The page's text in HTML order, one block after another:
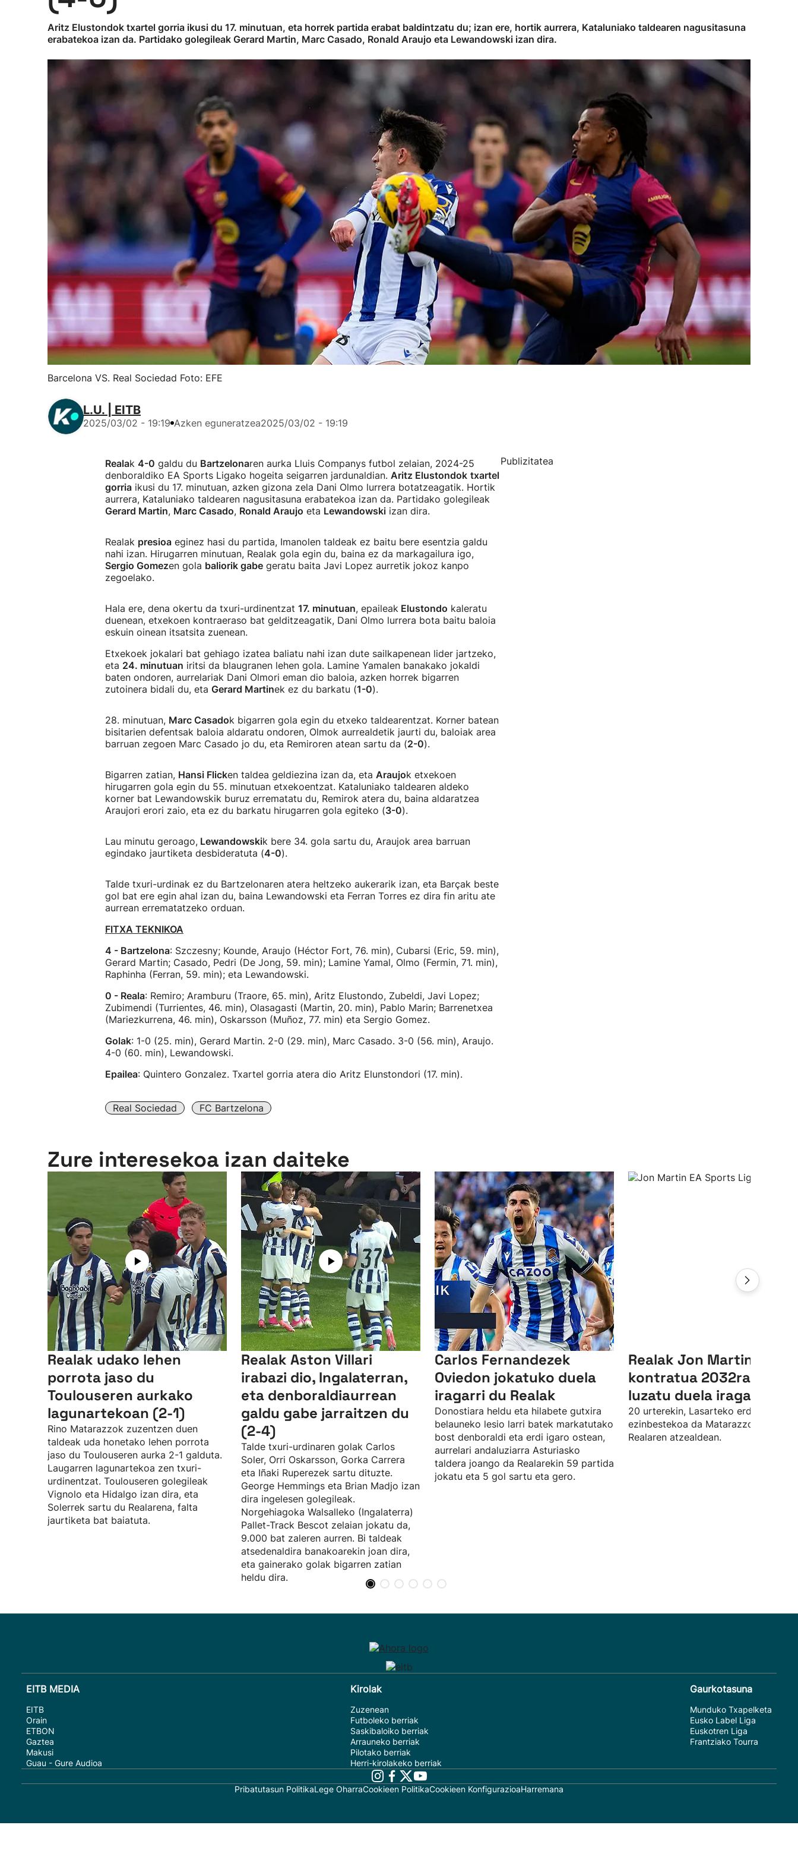
Aritz Elustondok txartel gorria ikusi du 17. minutuan, eta horrek partida erabat baldintzatu du; izan ere, hortik aurrera, Kataluniako taldearen nagusitasuna
erabatekoa izan da. Partidako golegileak Gerard Martin, Marc Casado, Ronald Araujo eta Lewandowski izan dira.
Barcelona VS. Real Sociedad Foto: EFE
L.U. | EITB
2025/03/02 - 19:19 Azken eguneratzea2025/03/02 - 19:19
Realak 4-0 galdu du Bartzelonaren aurka Lluis Companys futbol zelaian, 2024-25
denboraldiko EA Sports Ligako hogeita seigarren jardunaldian. Aritz Elustondok txartel
gorria ikusi du 17. minutuan, azken gizona zela Dani Olmo lurrera botatzeagatik. Hortik
aurrera, Kataluniako taldearen nagusitasuna erabatekoa izan da. Partidako golegileak
Gerard Martin, Marc Casado, Ronald Araujo eta Lewandowski izan dira.
Realak presioa eginez hasi du partida, Imanolen taldeak ez baitu bere esentzia galdu
nahi izan. Hirugarren minutuan, Realak gola egin du, baina ez da markagailura igo,
Sergio Gomezen gola baliorik gabe geratu baita Javi Lopez aurretik jokoz kanpo
zegoelako.
Hala ere, dena okertu da txuri-urdinentzat 17. minutuan, epaileak Elustondo kaleratu
duenean, etxekoen kontraeraso bat gelditzeagatik, Dani Olmo lurrera bota baitu baloia
eskuin oinean itsatsita zuenean.
Etxekoek jokalari bat gehiago izatea baliatu nahi izan dute sailkapenean lider jartzeko,
eta 24. minutuan iritsi da blaugranen lehen gola. Lamine Yamalen banakako jokaldi
baten ondoren, aurrelariak Dani Olmori eman dio baloia, azken horrek bigarren
zutoinera bidali du, eta Gerard Martinek ez du barkatu (1-0).
28. minutuan, Marc Casadok bigarren gola egin du etxeko taldearentzat. Korner batean
bisitarien defentsak baloia aldaratu ondoren, Olmok aurrealdetik jaurti du, baloiak area
barruan zegoen Marc Casado jo du, eta Remiroren atean sartu da (2-0).
Bigarren zatian, Hansi Flicken taldea geldiezina izan da, eta Araujok etxekoen
hirugarren gola egin du 55. minutuan etxekoentzat. Kataluniako taldearen aldeko
korner bat Lewandowskik buruz errematatu du, Remirok atera du, baina aldaratzea
Araujori erori zaio, eta ez du barkatu hirugarren gola egiteko (3-0).
Lau minutu geroago, Lewandowskik bere 34. gola sartu du, Araujok area barruan
egindako jaurtiketa desbideratuta (4-0).
Talde txuri-urdinak ez du Bartzelonaren atera heltzeko aukerarik izan, eta Barçak beste
gol bat ere egin ahal izan du, baina Lewandowski eta Ferran Torres ez dira fin aritu ate
aurrean errematatzeko orduan.
FITXA TEKNIKOA
4 - Bartzelona: Szczesny; Kounde, Araujo (Héctor Fort, 76. min), Cubarsi (Eric, 59. min),
Gerard Martin; Casado, Pedri (De Jong, 59. min); Lamine Yamal, Olmo (Fermin, 71. min),
Raphinha (Ferran, 59. min); eta Lewandowski.
0 - Reala: Remiro; Aramburu (Traore, 65. min), Aritz Elustondo, Zubeldi, Javi Lopez;
Zubimendi (Turrientes, 46. min), Olasagasti (Martin, 20. min), Pablo Marin; Barrenetxea
(Mariezkurrena, 46. min), Oskarsson (Muñoz, 77. min) eta Sergio Gomez.
Golak: 1-0 (25. min), Gerard Martin. 2-0 (29. min), Marc Casado. 3-0 (56. min), Araujo.
4-0 (60. min), Lewandowski.
Epailea: Quintero Gonzalez. Txartel gorria atera dio Aritz Elunstondori (17. min).
Real Sociedad FC Bartzelona
Publizitatea
Zure interesekoa izan daiteke
Realak udako lehen
porrota jaso du
Toulouseren aurkako
lagunartekoan (2-1)
Rino Matarazzok zuzentzen duen
taldeak uda honetako lehen porrota
jaso du Toulouseren aurka 2-1 galduta.
Laugarren lagunartekoa zen txuri-
urdinentzat. Toulouseren golegileak
Vignolo eta Hidalgo izan dira, eta
Solerrek sartu du Realarena, falta
jaurtiketa bat baiatuta.
Realak Aston Villari
irabazi dio, Ingalaterran,
eta denboraldiaurrean
galdu gabe jarraitzen du
(2-4)
Talde txuri-urdinaren golak Carlos
Soler, Orri Oskarsson, Gorka Carrera
eta Iñaki Ruperezek sartu dituzte.
George Hemmings eta Brian Madjo izan
dira ingelesen golegileak.
Norgehiagoka Walsalleko (Ingalaterra)
Pallet-Track Bescot zelaian jokatu da,
9.000 bat zaleren aurren. Bi taldeak
atsedenaldira banakoarekin joan dira,
eta gainerako golak bigarren zatian
heldu dira.
Carlos Fernandezek
Oviedon jokatuko duela
iragarri du Realak
Donostiara heldu eta hilabete gutxira
belauneko lesio larri batek markatutako
bost denboraldi eta erdi igaro ostean,
aurrelari andaluziarra Asturiasko
taldera joango da Realarekin 59 partida
jokatu eta 5 gol sartu eta gero.
Realak Jon Martinen
kontratua 2032ra arte
luzatu duela iragarri du
20 urterekin, Lasarteko erdiko
ezinbestekoa da Matarazzorentzat
Realaren atzealdean.
EITB MEDIA
EITB
Orain
ETBON
Gaztea
Makusi
Guau - Gure Audioa
Kirolak
Zuzenean
Futboleko berriak
Saskibaloiko berriak
Arrauneko berriak
Pilotako berriak
Herri-kirolakeko berriak
Gaurkotasuna
Munduko Txapelketa
Eusko Label Liga
Euskotren Liga
Frantziako Tourra
Pribatutasun PolitikaLege OharraCookieen PolitikaCookieen KonfigurazioaHarremana